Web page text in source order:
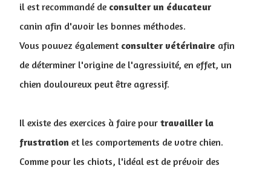
il est recommandé de consulter un éducateur
canin afin d'avoir les bonnes méthodes.
Vous pouvez également consulter vétérinaire afin
de déterminer l'origine de l'agressivité, en effet, un
chien douloureux peut être agressif.
Il existe des exercices à faire pour travailler la
frustration et les comportements de votre chien.
Comme pour les chiots, l'idéal est de prévoir des